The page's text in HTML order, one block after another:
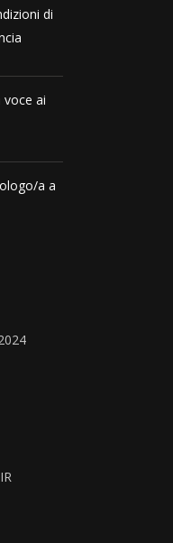
di
voce ai
a a